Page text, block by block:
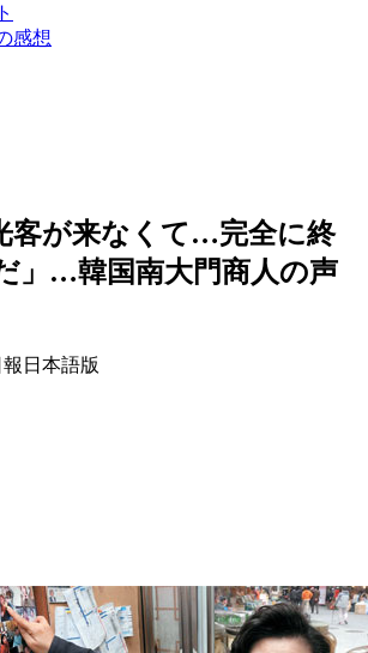
感想
客が来なくて…完全に終
」…韓国南大門商人の声
日本語版